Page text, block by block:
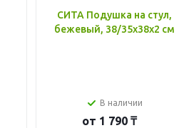
СИТА Подушка на стул,
бежевый, 38/35x38x2 см
В наличии
от 1 790 ₸